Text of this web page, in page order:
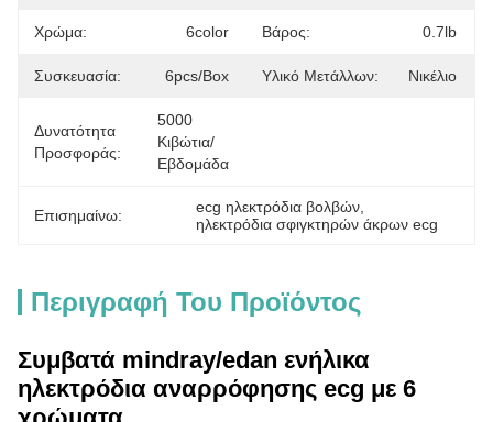
Χρώμα: 6color Βάρος: 0.7lb
Συσκευασία: 6pcs/box Υλικό Μετάλλων: Νικέλιο
Δυνατότητα
Προσφοράς:
5000
Κιβώτια/
Εβδομάδα
Επισημαίνω: ecg ηλεκτρόδια βολβών
ηλεκτρόδια σφιγκτηρών άκρων ecg
Περιγραφή Του Προϊόντος
Συμβατά mindray/edan ενήλικα
ηλεκτρόδια αναρρόφησης ecg με 6